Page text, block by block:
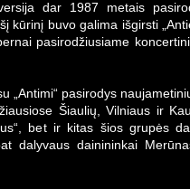
dar 1987 metais
kūrinį buvo galima išgirsti
pasirodžiusiame
„Antimi“ pasirodys
Šiaulių, Vilniaus ir
bet ir kitas šios grupės
dalyvaus dainininkai